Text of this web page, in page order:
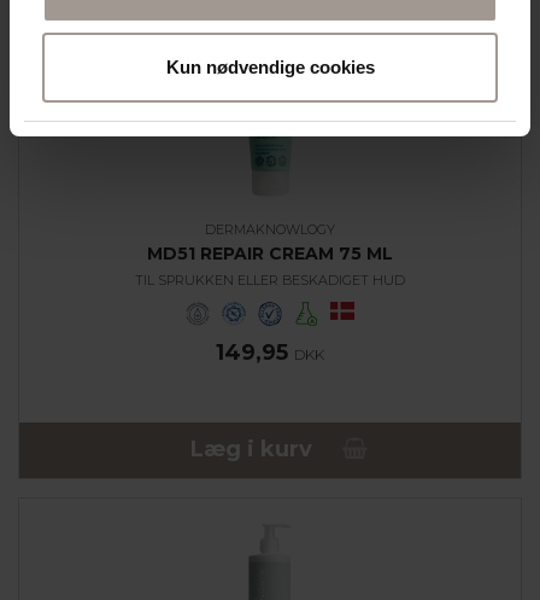
Kun nødvendige cookies
DERMAKNOWLOGY
MD51 REPAIR CREAM 75 ML
TIL SPRUKKEN ELLER BESKADIGET HUD
149,95 DKK
Læg i kurv